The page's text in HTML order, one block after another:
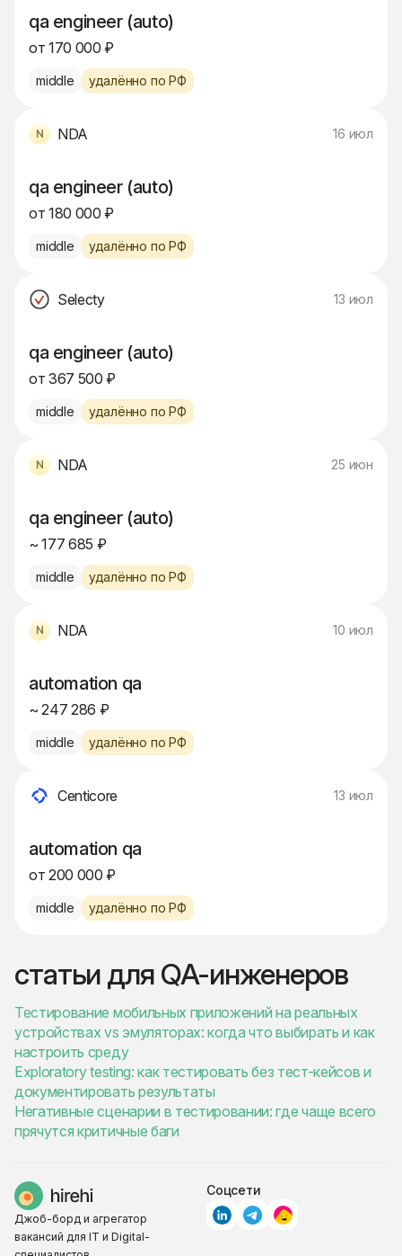
qa engineer (auto)
от 170 000 ₽
middle удалённо по РФ
NDA 16 июл
qa engineer (auto)
от 180 000 ₽
middle удалённо по РФ
Selecty 13 июл
qa engineer (auto)
от 367 500 ₽
middle удалённо по РФ
NDA 25 июн
qa engineer (auto)
~ 177 685 ₽
middle удалённо по РФ
NDA 10 июл
automation qa
~ 247 286 ₽
middle удалённо по РФ
Centicore 13 июл
automation qa
от 200 000 ₽
middle удалённо по РФ
статьи для QA-инженеров
Тестирование мобильных приложений на реальных
устройствах vs эмуляторах: когда что выбирать и как
настроить среду
Exploratory testing: как тестировать без тест-кейсов и
документировать результаты
Негативные сценарии в тестировании: где чаще всего
прячутся критичные баги
Джоб-борд и агрегатор
вакансий для IT и Digital-
Соцсети